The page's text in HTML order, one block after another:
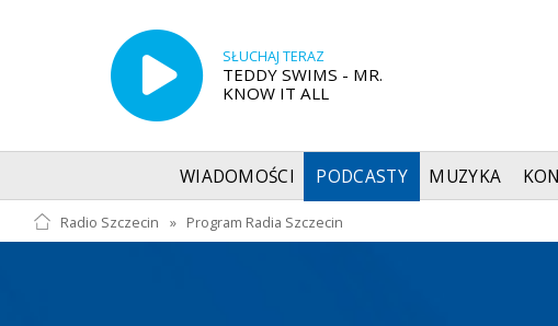
SŁUCHAJ TERAZ
TEDDY SWIMS - MR.
KNOW IT ALL
WIADOMOŚCI PODCASTY MUZYKA
Radio Szczecin » Program Radia Szczecin